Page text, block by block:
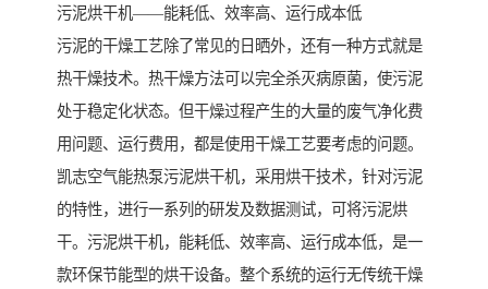
污泥烘干机——能耗低、效率高、运行成本低
污泥的干燥工艺除了常见的日晒外，还有一种方式就是
热干燥技术。热干燥方法可以完全杀灭病原菌，使污泥
处于稳定化状态。但干燥过程产生的大量的废气净化费
用问题、运行费用，都是使用干燥工艺要考虑的问题。
凯志空气能热泵污泥烘干机，采用烘干技术，针对污泥
的特性，进行一系列的研发及数据测试，可将污泥烘
干。污泥烘干机，能耗低、效率高、运行成本低，是一
款环保节能型的烘干设备。整个系统的运行无传统干燥